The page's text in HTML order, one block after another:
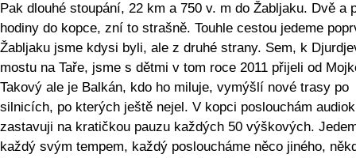
Pak dlouhé stoupání, 22 km a 750 v. m do Žabljaku. Dvě a
hodiny do kopce, zní to strašně. Touhle cestou jedeme
Žabljaku jsme kdysi byli, ale z druhé strany. Sem, k
mostu na Taře, jsme s dětmi v tom roce 2011 přijeli od
Takový ale je Balkán, kdo ho miluje, vymýšlí nové trasy po
silnicích, po kterých ještě nejel. V kopci poslouchám
zastavuji na kratičkou pauzu každých 50 výškových.
každý svým tempem, každý posloucháme něco jiného,